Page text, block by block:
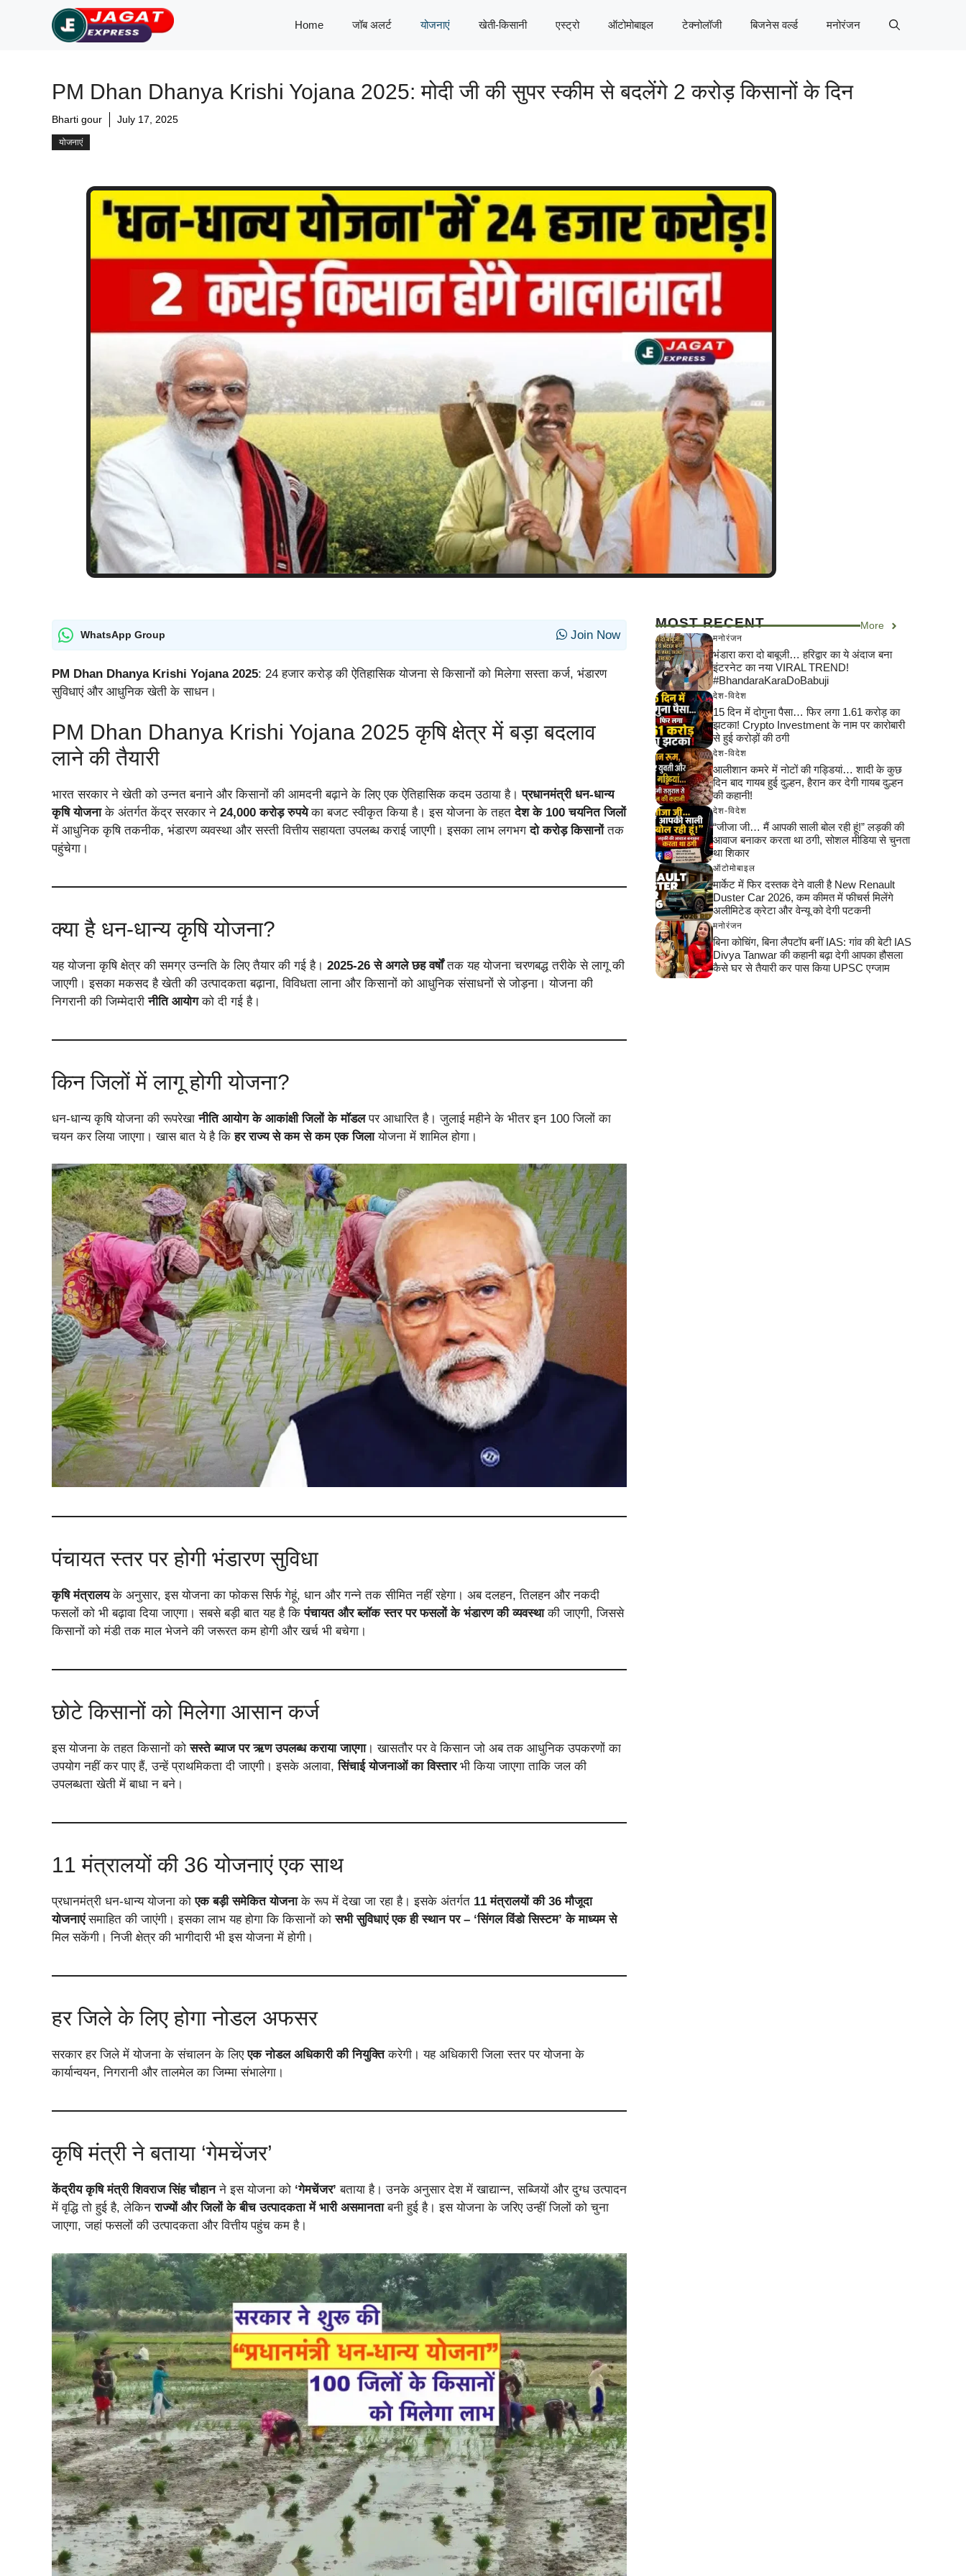
Home जॉब अलर्ट योजनाएं खेती-किसानी एस्ट्रो ऑटोमोबाइल टेक्नोलॉजी बिजनेस वर्ल्ड मनोरंजन
PM Dhan Dhanya Krishi Yojana 2025: मोदी जी की सुपर स्कीम से बदलेंगे 2 करोड़ किसानों के दिन
Bharti gour July 17, 2025
योजनाएं
WhatsApp Group Join Now
PM Dhan Dhanya Krishi Yojana 2025: 24 हजार करोड़ की ऐतिहासिक योजना से किसानों को मिलेगा सस्ता कर्ज, भंडारण
सुविधाएं और आधुनिक खेती के साधन।
PM Dhan Dhanya Krishi Yojana 2025 कृषि क्षेत्र में बड़ा बदलाव
लाने की तैयारी
भारत सरकार ने खेती को उन्नत बनाने और किसानों की आमदनी बढ़ाने के लिए एक ऐतिहासिक कदम उठाया है।प्रधानमंत्री धन-धान्य
कृषि योजनाके अंतर्गत केंद्र सरकार ने 24,000 करोड़ रुपयेका बजट स्वीकृत किया है। इस योजना के तहतदेश के 100 चयनित जिलों
में आधुनिक कृषि तकनीक, भंडारण व्यवस्था और सस्ती वित्तीय सहायता उपलब्ध कराई जाएगी। इसका लाभ लगभगदो करोड़ किसानोंतक
पहुंचेगा।
क्या है धन-धान्य कृषि योजना?
यह योजना कृषि क्षेत्र की समग्र उन्नति के लिए तैयार की गई है। 2025-26 से अगले छह वर्षोंतक यह योजना चरणबद्ध तरीके से लागू की
जाएगी। इसका मकसद है खेती की उत्पादकता बढ़ाना, विविधता लाना और किसानों को आधुनिक संसाधनों से जोड़ना। योजना की
निगरानी की जिम्मेदारीनीति आयोगको दी गई है।
किन जिलों में लागू होगी योजना?
धन-धान्य कृषि योजना की रूपरेखानीति आयोग के आकांक्षी जिलों के मॉडलपर आधारित है। जुलाई महीने के भीतर इन 100 जिलों का
चयन कर लिया जाएगा। खास बात ये है किहर राज्य से कम से कम एक जिलायोजना में शामिल होगा।
पंचायत स्तर पर होगी भंडारण सुविधा
कृषि मंत्रालयके अनुसार, इस योजना का फोकस सिर्फ गेहूं, धान और गन्ने तक सीमित नहीं रहेगा। अब दलहन, तिलहन और नकदी
फसलों को भी बढ़ावा दिया जाएगा। सबसे बड़ी बात यह है किपंचायत और ब्लॉक स्तर पर फसलों के भंडारण की व्यवस्थाकी जाएगी, जिससे
किसानों को मंडी तक माल भेजने की जरूरत कम होगी और खर्च भी बचेगा।
छोटे किसानों को मिलेगा आसान कर्ज
इस योजना के तहत किसानों कोसस्ते ब्याज पर ऋण उपलब्ध कराया जाएगा। खासतौर पर वे किसान जो अब तक आधुनिक उपकरणों का
उपयोग नहीं कर पाए हैं, उन्हें प्राथमिकता दी जाएगी। इसके अलावा,सिंचाई योजनाओं का विस्तारभी किया जाएगा ताकि जल की
उपलब्धता खेती में बाधा न बने।
11 मंत्रालयों की 36 योजनाएं एक साथ
प्रधानमंत्री धन-धान्य योजना कोएक बड़ी समेकित योजनाके रूप में देखा जा रहा है। इसके अंतर्गत 11 मंत्रालयों की 36 मौजूदा
योजनाएंसमाहित की जाएंगी। इसका लाभ यह होगा कि किसानों कोसभी सुविधाएं एक ही स्थान पर – ‘सिंगल विंडो सिस्टम’ के माध्यम से
मिल सकेंगी। निजी क्षेत्र की भागीदारी भी इस योजना में होगी।
हर जिले के लिए होगा नोडल अफसर
सरकार हर जिले में योजना के संचालन के लिएएक नोडल अधिकारी की नियुक्तिकरेगी। यह अधिकारी जिला स्तर पर योजना के
कार्यान्वयन, निगरानी और तालमेल का जिम्मा संभालेगा।
कृषि मंत्री ने बताया ‘गेमचेंजर’
केंद्रीय कृषि मंत्री शिवराज सिंह चौहानने इस योजना को ‘गेमचेंजर’ बताया है। उनके अनुसार देश में खाद्यान्न, सब्जियों और दुग्ध उत्पादन
में वृद्धि तो हुई है, लेकिनराज्यों और जिलों के बीच उत्पादकता में भारी असमानताबनी हुई है। इस योजना के जरिए उन्हीं जिलों को चुना
जाएगा, जहां फसलों की उत्पादकता और वित्तीय पहुंच कम है।
MOST RECENT More
मनोरंजन
भंडारा करा दो बाबूजी… हरिद्वार का ये अंदाज बना
इंटरनेट का नया VIRAL TREND!
#BhandaraKaraDoBabuji
देश-विदेश
15 दिन में दोगुना पैसा… फिर लगा 1.61 करोड़ का
झटका! Crypto Investment के नाम पर कारोबारी
से हुई करोड़ों की ठगी
देश-विदेश
आलीशान कमरे में नोटों की गड्डियां… शादी के कुछ
दिन बाद गायब हुई दुल्हन, हैरान कर देगी गायब दुल्हन
की कहानी!
देश-विदेश
“जीजा जी… मैं आपकी साली बोल रही हूं!” लड़की की
आवाज बनाकर करता था ठगी, सोशल मीडिया से चुनता
था शिकार
ऑटोमोबाइल
मार्केट में फिर दस्तक देने वाली है New Renault
Duster Car 2026, कम कीमत में फीचर्स मिलेंगे
अलीमिटेड क्रेटा और वेन्यू को देगी पटकनी
मनोरंजन
बिना कोचिंग, बिना लैपटॉप बनीं IAS: गांव की बेटी IAS
Divya Tanwar की कहानी बढ़ा देगी आपका हौसला
कैसे घर से तैयारी कर पास किया UPSC एग्जाम